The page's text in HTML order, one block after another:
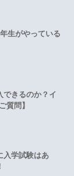
生がやっている
できるのか？イ
質問】
入学試験はあ